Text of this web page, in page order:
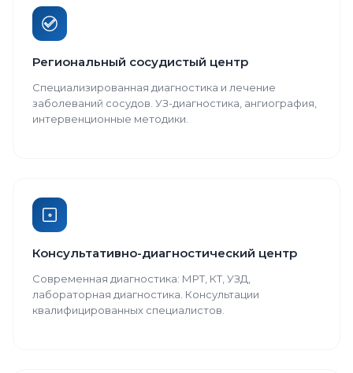
Региональный сосудистый центр
Специализированная диагностика и лечение
заболеваний сосудов. УЗ-диагностика, ангиография,
интервенционные методики.
Консультативно-диагностический центр
Современная диагностика: МРТ, КТ, УЗД,
лабораторная диагностика. Консультации
квалифицированных специалистов.